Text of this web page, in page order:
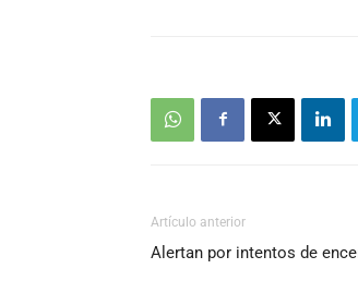
Artículo anterior
Alertan por intentos de